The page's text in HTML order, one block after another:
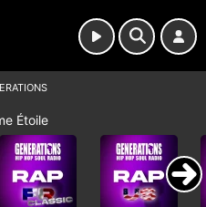
Étoile